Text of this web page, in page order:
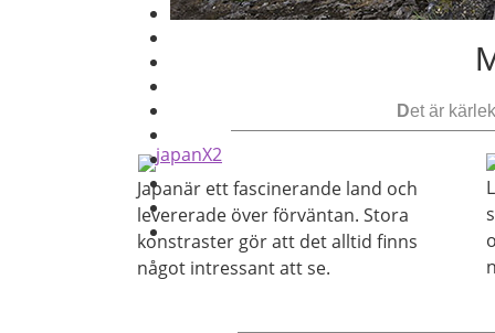
Det är
Japanär ett fascinerande land och
levererade över förväntan. Stora
konstraster gör att det alltid finns
något intressant att se.